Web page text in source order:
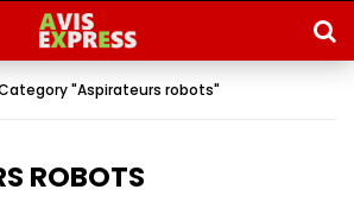
"Aspirateurs robots"
ROBOTS